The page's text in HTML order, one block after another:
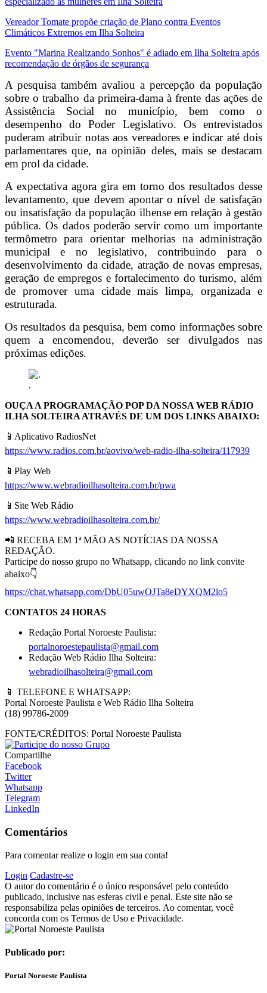
Vereador Tomate propõe criação de Plano contra Eventos
Climáticos Extremos em Ilha Solteira
Evento "Marina Realizando Sonhos" é adiado em Ilha Solteira após
recomendação de órgãos de segurança
A pesquisa também avaliou a percepção da população
sobre o trabalho da primeira-dama à frente das ações de
Assistência Social no município, bem como o
desempenho do Poder Legislativo. Os entrevistados
puderam atribuir notas aos vereadores e indicar até dois
parlamentares que, na opinião deles, mais se destacam
em prol da cidade.
A expectativa agora gira em torno dos resultados desse
levantamento, que devem apontar o nível de satisfação
ou insatisfação da população ilhense em relação à gestão
pública. Os dados poderão servir como um importante
termômetro para orientar melhorias na administração
municipal e no legislativo, contribuindo para o
desenvolvimento da cidade, atração de novas empresas,
geração de empregos e fortalecimento do turismo, além
de promover uma cidade mais limpa, organizada e
estruturada.
Os resultados da pesquisa, bem como informações sobre
quem a encomendou, deverão ser divulgados nas
próximas edições.
.
OUÇA A PROGRAMAÇÃO POP DA NOSSA WEB RÁDIO
ILHA SOLTEIRA ATRAVÉS DE UM DOS LINKS ABAIXO:
📱Aplicativo RadiosNet
https://www.radios.com.br/aovivo/web-radio-ilha-solteira/117939
📱Play Web
https://www.webradioilhasolteira.com.br/pwa
📱Site Web Rádio
https://www.webradioilhasolteira.com.br/
📲 RECEBA EM 1ª MÃO AS NOTÍCIAS DA NOSSA
REDAÇÃO.
Participe do nosso grupo no Whatsapp, clicando no link convite
abaixo👇
https://chat.whatsapp.com/DbU05uwOJTa8eDYXQM2lo5
CONTATOS 24 HORAS
Redação Portal Noroeste Paulista:
portalnoroestepaulista@gmail.com
Redação Web Rádio Ilha Solteira:
webradioilhasolteira@gmail.com
📱 TELEFONE E WHATSAPP:
Portal Noroeste Paulista e Web Rádio Ilha Solteira
(18) 99786-2009
FONTE/CRÉDITOS: Portal Noroeste Paulista
Compartilhe
Facebook
Twitter
Whatsapp
Telegram
LinkedIn
Comentários
Para comentar realize o login em sua conta!
Login Cadastre-se
O autor do comentário é o único responsável pelo conteúdo
publicado, inclusive nas esferas civil e penal. Este site não se
responsabiliza pelas opiniões de terceiros. Ao comentar, você
concorda com os Termos de Uso e Privacidade.
Publicado por:
Portal Noroeste Paulista